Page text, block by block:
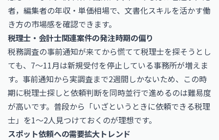
者，編集者の年収・単価相場で、文書化スキルを活かす働
き方の市場感を確認できます。
税理士・会計士関連案件の発注時期の偏り
税務調査の事前通知が来てから慌てて税理士を探そうとし
ても、7〜11月は新規受付を停止している事務所が増えま
す。事前通知から実調査まで2週間しかないため、この時
期に税理士探しと依頼判断を同時並行で進めるのは難易度
が高いです。普段から「いざというときに依頼できる税理
士」を1〜2人見つけておくのが理想です。
スポット依頼への需要拡大トレンド